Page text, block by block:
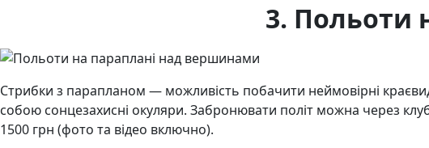
3. Польоти
Стрибки з парапланом — можливість побачити неймовірні
собою сонцезахисні окуляри. Забронювати політ можна через
1500 грн (фото та відео включно).